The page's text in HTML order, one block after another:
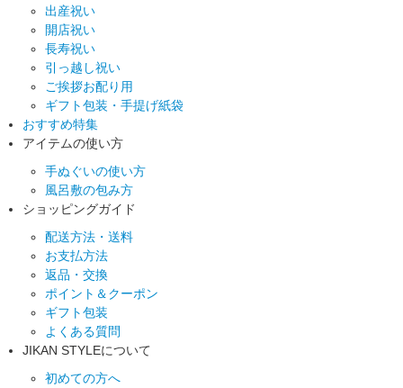
出産祝い
開店祝い
長寿祝い
引っ越し祝い
ご挨拶お配り用
ギフト包装・手提げ紙袋
おすすめ特集
アイテムの使い方
手ぬぐいの使い方
風呂敷の包み方
ショッピングガイド
配送方法・送料
お支払方法
返品・交換
ポイント＆クーポン
ギフト包装
よくある質問
JIKAN STYLEについて
初めての方へ